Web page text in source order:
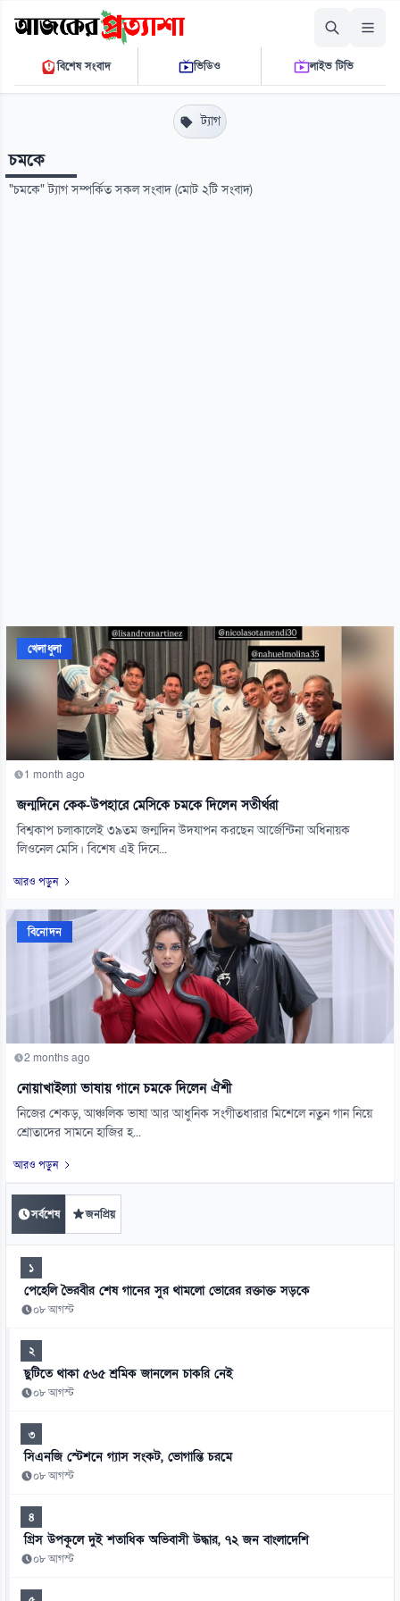
শনিবার, ০৮ আগস্ট ২০২৬
০৩ ১৮ ২৭ এ.এম.THE DAILY AJKER PROTTASHA
বিশেষ সংবাদ ভিডিও লাইভ টিভি
ট্যাগ
চমকে
"চমকে" ট্যাগ সম্পর্কিত সকল সংবাদ (মোট ২টি সংবাদ)
খেলাধুলা
1 month ago
জন্মদিনে কেক-উপহারে মেসিকে চমকে দিলেন সতীর্থরা
বিশ্বকাপ চলাকালেই ৩৯তম জন্মদিন উদযাপন করছেন আর্জেন্টিনা অধিনায়ক
লিওনেল মেসি। বিশেষ এই দিনে...
আরও পড়ুন
বিনোদন
2 months ago
নোয়াখাইল্যা ভাষায় গানে চমকে দিলেন ঐশী
নিজের শেকড়, আঞ্চলিক ভাষা আর আধুনিক সংগীতধারার মিশেলে নতুন গান নিয়ে
শ্রোতাদের সামনে হাজির হ...
আরও পড়ুন
সর্বশেষ জনপ্রিয়
১
পেহেলি ভৈরবীর শেষ গানের সুর থামলো ভোরের রক্তাক্ত সড়কে
০৮ আগস্ট
২
ছুটিতে থাকা ৫৬৫ শ্রমিক জানলেন চাকরি নেই
০৮ আগস্ট
৩
সিএনজি স্টেশনে গ্যাস সংকট, ভোগান্তি চরমে
০৮ আগস্ট
৪
গ্রিস উপকূলে দুই শতাধিক অভিবাসী উদ্ধার, ৭২ জন বাংলাদেশি
০৮ আগস্ট